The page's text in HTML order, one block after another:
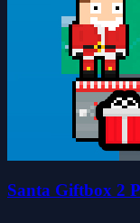
Santa Giftbox 2